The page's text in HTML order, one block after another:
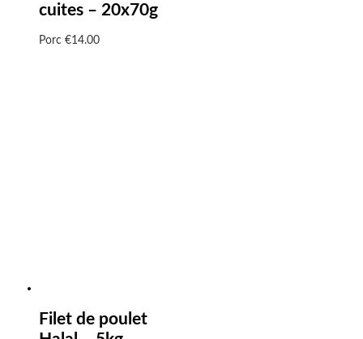
cuites – 20x70g
Porc €14.00
Filet de poulet